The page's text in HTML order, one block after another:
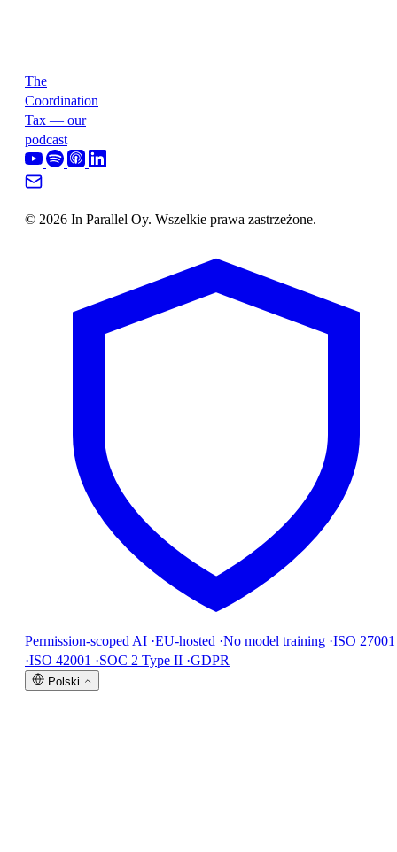
The
Coordination
Tax — our
podcast
© 2026 In Parallel Oy. Wszelkie prawa zastrzeżone.
Permission-scoped AI ·EU-hosted ·No model training ·ISO 27001
·ISO 42001 ·SOC 2 Type II ·GDPR
Polski